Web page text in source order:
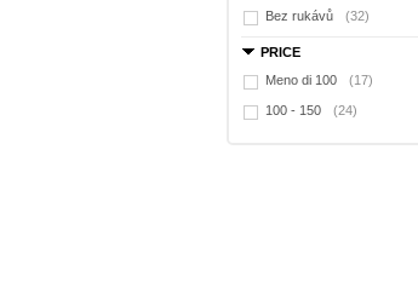
Bez rukávů (32)
PRICE
Meno di 100
(17)
100 - 150 (24)